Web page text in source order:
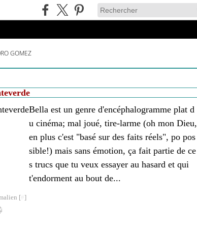
GOMEZ
Bella est un genre d'encéphalogramme plat d
u cinéma; mal joué, tire-larme (oh mon Dieu,
en plus c'est "basé sur des faits réels", po pos
sible!) mais sans émotion, ça fait partie de ce
s trucs que tu veux essayer au hasard et qui
t'endorment au bout de...
[ ]